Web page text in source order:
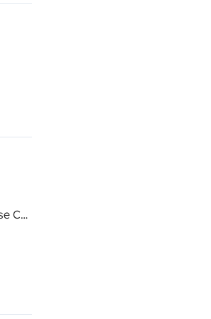
Regulador de velocidade / Cruise Control